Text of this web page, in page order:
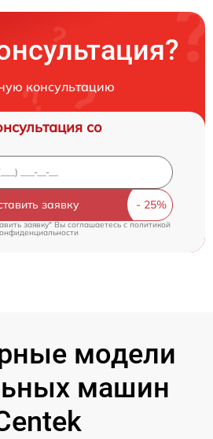
консультацию
со
заявку
заявку" Вы соглашаетесь cполитикой
модели
машин